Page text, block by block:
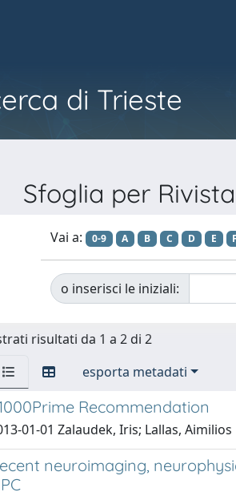
di Trieste
Sfoglia per
Vai a: 0-9 A B C D E F
o inserisci le iniziali:
risultati da 1 a 2 di 2
esporta metadati
Recommendation
01-01 Zalaudek, Iris; Lallas, Aimilios
neuroimaging,